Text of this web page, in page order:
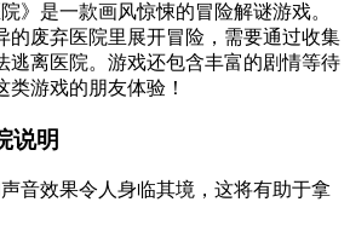
》是一款画风惊悚的冒险解谜游戏。
的废弃医院里展开冒险，需要通过收集
逃离医院。游戏还包含丰富的剧情等待
游戏的朋友体验！
说明
音效果令人身临其境，这将有助于拿